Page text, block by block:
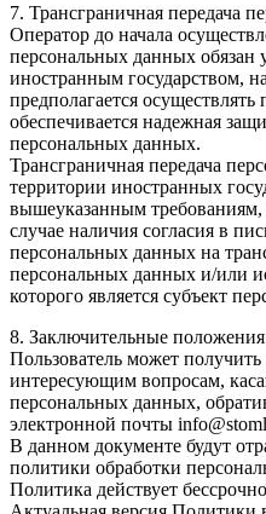
7. Трансграничная передача
Оператор до начала
персональных данных обязан
иностранным государством,
предполагается
обеспечивается надежная
персональных данных.
Трансграничная передача
территории иностранных
вышеуказанным требованиям,
случае наличия согласия в
персональных данных на
персональных данных и/или
которого является субъект
8. Заключительные положения
Пользователь может
интересующим вопросам,
персональных данных,
электронной почты
В данном документе будут
политики обработки
Политика действует